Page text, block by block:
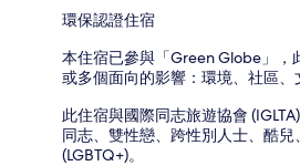
環保認證住宿
本住宿已參與「Green Globe」，
或多個面向的影響：環境、社區、
此住宿與國際同志旅遊協會
同志、雙性戀、跨性別人士、酷
(LGBTQ+)。